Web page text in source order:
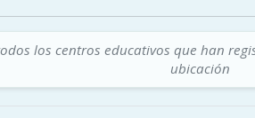
los centros educativos que han
ubicación